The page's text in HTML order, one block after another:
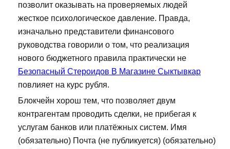
позволит оказывать на проверяемых людей
жесткое психологическое давление. Правда,
изначально представители финансового
руководства говорили о том, что реализация
нового бюджетного правила практически не
Безопасный Стероидов В Магазине Сыктывкар
повлияет на курс рубля.
Блокчейн хорош тем, что позволяет двум
контрагентам проводить сделки, не прибегая к
услугам банков или платёжных систем. Имя
(обязательно) Почта (не публикуется) (обязательно)